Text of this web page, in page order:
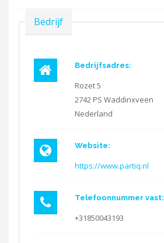
Verbergen
Bedrijf
Bedrijfsadres:
Rozet 5
2742 PS Waddinxveen
Nederland
Website:
https://www.partiq.nl
Telefoonnummer vast:
+31850043193